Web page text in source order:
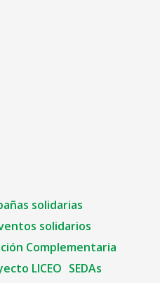
solidarias
solidarios
Complementaria
LICEO SEDAs